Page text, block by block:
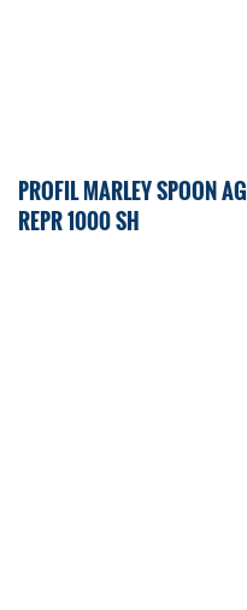
PROFIL MARLEY SPOON
REPR 1000 SH